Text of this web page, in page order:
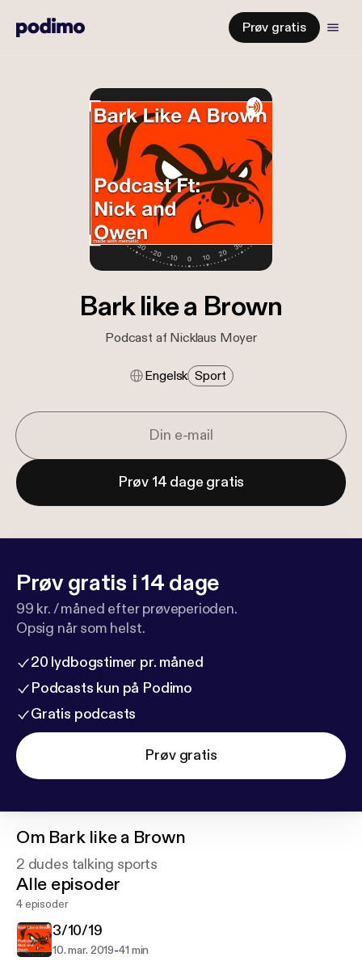
Prøv gratis
Bark like a Brown
Podcast af Nicklaus Moyer
Engelsk Sport
Prøv 14 dage gratis
Prøv gratis i 14 dage
99 kr. / måned efter prøveperioden.
Opsig når som helst.
20 lydbogstimer pr. måned
Podcasts kun på Podimo
Gratis podcasts
Prøv gratis
Om Bark like a Brown
2 dudes talking sports
Alle episoder
4 episoder
3/10/19
10. mar. 2019-41 min